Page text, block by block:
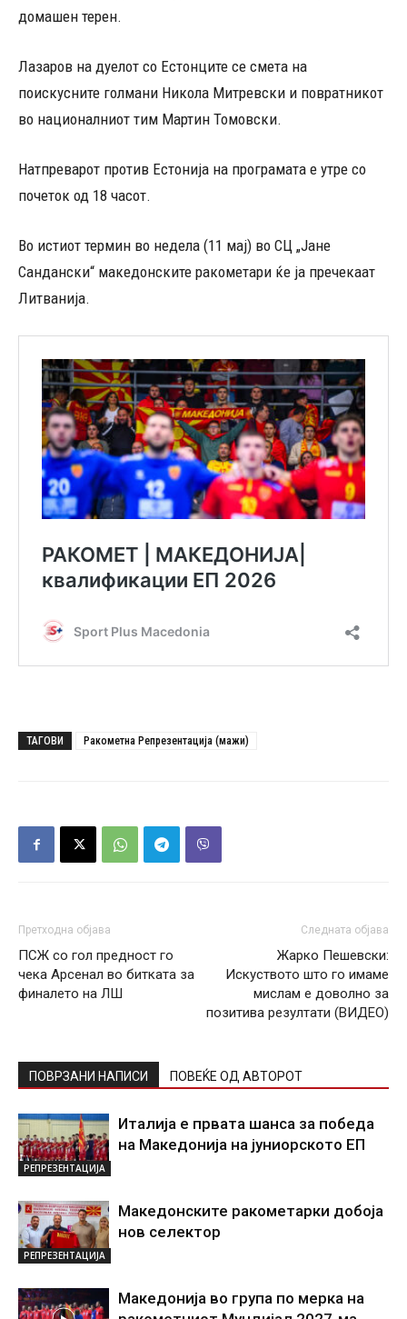
домашен терен.
Лазаров на дуелот со Естонците се смета на
поискусните голмани Никола Митревски и повратникот
во националниот тим Мартин Томовски.
Натпреварот против Естонија на програмата е утре со
почеток од 18 часот.
Во истиот термин во недела (11 мај) во СЦ „Јане
Сандански“ македонските ракометари ќе ја пречекаат
Литванија.
ТАГОВИ Ракометна Репрезентација (мажи)
Претходна објава
ПСЖ со гол предност го
чека Арсенал во битката за
финалето на ЛШ
Следната објава
Жарко Пешевски:
Искуството што го имаме
мислам е доволно за
позитива резултати (ВИДЕО)
ПОВРЗАНИ НАПИСИ ПОВЕЌЕ ОД АВТОРОТ
РЕПРЕЗЕНТАЦИЈА
Италија е првата шанса за победа
на Македонија на јуниорското ЕП
РЕПРЕЗЕНТАЦИЈА
Македонските ракометарки добоја
нов селектор
Македонија во група по мерка на